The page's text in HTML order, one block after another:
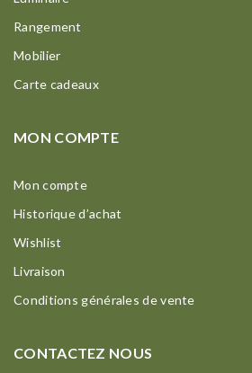
Rangement
Mobilier
Carte cadeaux
MON COMPTE
Mon compte
Historique d’achat
Wishlist
Livraison
Conditions générales de vente
CONTACTEZ NOUS